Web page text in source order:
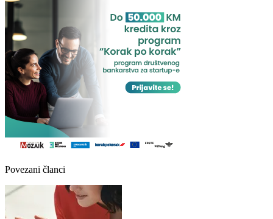
Povezani članci